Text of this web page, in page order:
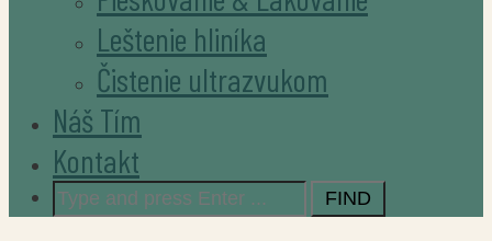
Leštenie hliníka
Čistenie ultrazvukom
Náš Tím
Kontakt
Search
for: